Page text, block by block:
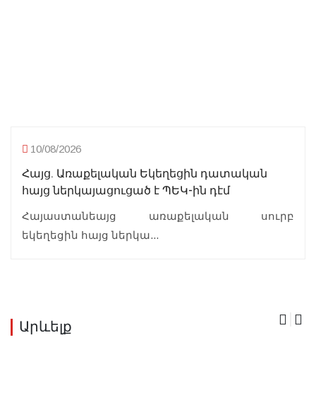
10/08/2026
Հայց. Առաքելական Եկեղեցին դատական
հայց ներկայացուցած է ՊԵԿ-ին դէմ
Հայաստանեայց առաքելական սուրբ
եկեղեցին հայց ներկա...
Արևելք